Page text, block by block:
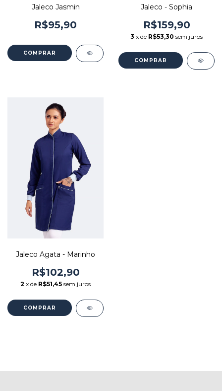
Jaleco Jasmin
R$95,90
COMPRAR
Jaleco - Sophia
R$159,90
3 x de R$53,30 sem juros
COMPRAR
Jaleco Agata - Marinho
R$102,90
2 x de R$51,45 sem juros
COMPRAR